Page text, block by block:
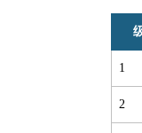
1
2